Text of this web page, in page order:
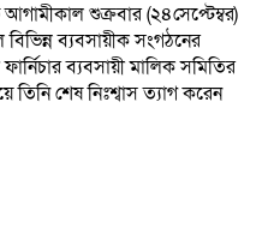
শুক্রবার (২৪সেপ্টেম্বর)
ব্যবসায়ীক সংগঠনের
ব্যবসায়ী মালিক সমিতির
শেষ নিঃশ্বাস ত্যাগ করেন